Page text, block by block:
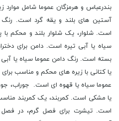
بندرعباس و هرمزگان عموما شامل موارد
آستین های بلند و یقه گرد است. رنگ
است. شلوار، یک شلوار بلند و محکم
سیاه یا آبی تیره است. دامن برای
بسته است. رنگ دامن عموما سیاه یا
یا کتانی با زیره های محکم و مناسب
عموما سیاه یا قهوه ای است. جوراب،
یا مشکی است. کمربند، یک کمربند
است. تیشرت برای فصل گرم، در